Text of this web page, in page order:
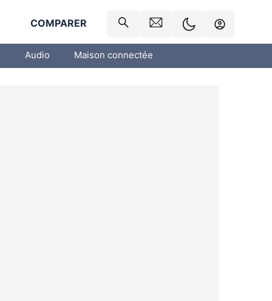
COMPARER
Audio Maison connectée